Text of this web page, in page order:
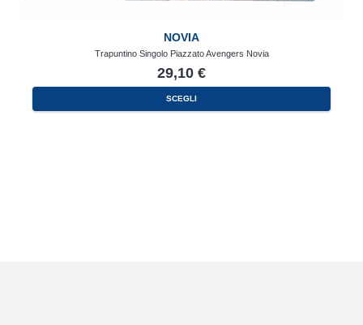
NOVIA
Trapuntino Singolo Piazzato Avengers Novia
29,10 €
SCEGLI